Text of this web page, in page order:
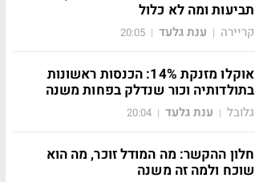
תביעות ומה לא כלול
קריירה | ענת גלעד |
20:05
אוקלו מזנקת 14%: הכנסות ראשונות
בתולדותיה וכור שנדלק בפחות משנה
גלובל | ענת גלעד |
20:04
חלון ההקשר: מה המודל זוכר, מה הוא
שוכח ולמה זה משנה